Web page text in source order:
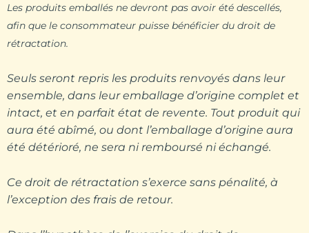
Les produits emballés ne devront pas avoir été descellés,
afin que le consommateur puisse bénéficier du droit de
rétractation.
Seuls seront repris les produits renvoyés dans leur
ensemble, dans leur emballage d’origine complet et
intact, et en parfait état de revente. Tout produit qui
aura été abîmé, ou dont l’emballage d’origine aura
été détérioré, ne sera ni remboursé ni échangé.
Ce droit de rétractation s’exerce sans pénalité, à
l’exception des frais de retour.